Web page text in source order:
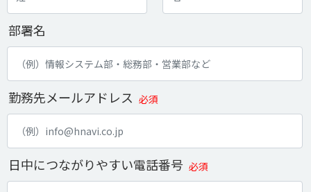
部署名
勤務先メールアドレス 必須
日中につながりやすい電話番号 必須